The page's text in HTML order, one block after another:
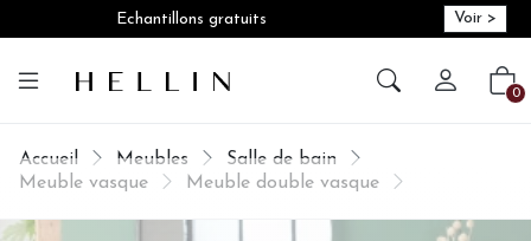
Echantillons gratuits Voir >
Créer 0
Accueil Meubles
Salle de bain
Meuble vasque
Meuble double vasque